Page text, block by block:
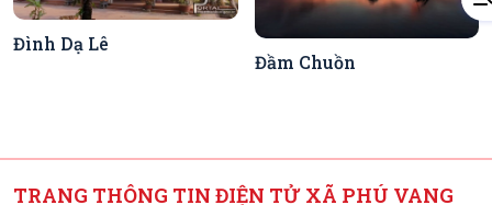
Đình Dạ Lê
Đầm Chuồn
TRANG THÔNG TIN ĐIỆN TỬ XÃ PHÚ VANG